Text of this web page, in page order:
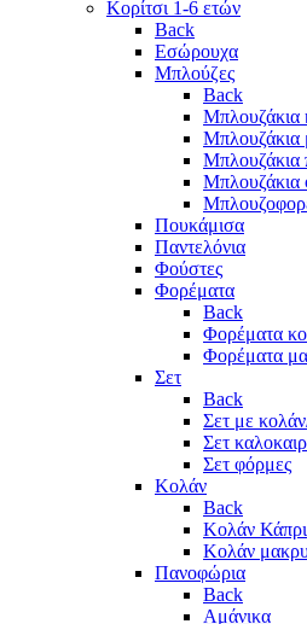
Κορίτσι 1-6 ετών
Back
Εσώρουχα
Μπλούζες
Back
Μπλουζάκια
Μπλουζάκια
Μπλουζάκια
Μπλουζάκια
Πουκάμισα
Παντελόνια
Φούστες
Φορέματα
Back
Φορέματα
Φορέματα
Σετ
Back
Σετ με
Σετ
Σετ φόρμες
Κολάν
Back
Κολάν Κάπρι
Κολάν
Πανοφώρια
Back
Αμάνικα